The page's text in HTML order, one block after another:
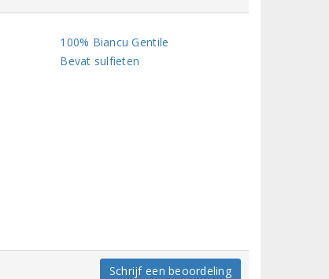
100% Biancu Gentile
Bevat sulfieten
Schrijf een beoordeling